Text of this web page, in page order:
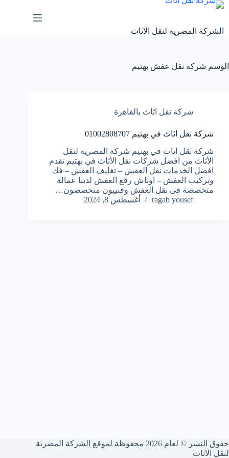
التجاوز
الشركة المصرية لنقل الاثاث
الوسم شركه نقل عفش بهتيم
شركة نقل اثاث بالقاهرة
شركة نقل اثاث في بهتيم 01002808707
شركة نقل اثاث في بهتيم شركة المصرية لنقل
الأثاث من افضل شركات نقل الأثاث في بهتيم تقدم
افضل الخدمات نقل العفش – تغليف العفش – فك
وتركيب العفش – اوناش رفع العفش لدينا عمالة
متخصصة فى نقل العفش وفنييون متخصصون…
ragab yousef
أغسطس 8, 2024
حقوق النشر © لعام 2026 محفوظة لموقع الشركة المصرية
لنقل الاثاث